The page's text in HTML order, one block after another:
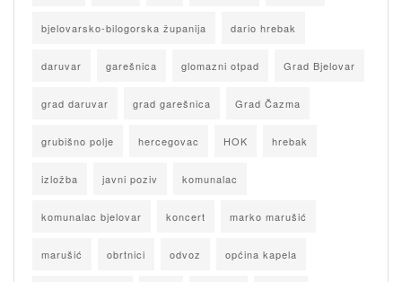
bjelovarsko-bilogorska županija dario hrebak
daruvar garešnica glomazni otpad Grad Bjelovar
grad daruvar grad garešnica Grad Čazma
grubišno polje hercegovac HOK hrebak
izložba javni poziv komunalac
komunalac bjelovar koncert marko marušić
marušić obrtnici odvoz općina kapela